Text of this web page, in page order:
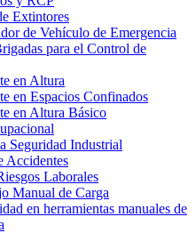
Extintores
de Vehículo de Emergencia
para el Control de
en Altura
en Espacios Confinados
en Altura Básico
Seguridad Industrial
Accidentes
Laborales
Manual de Carga
en herramientas manuales de